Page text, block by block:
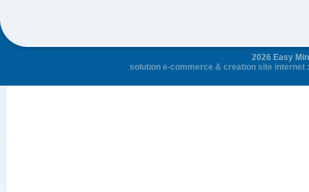
2026 Easy
solution e-commerce & creation site internet